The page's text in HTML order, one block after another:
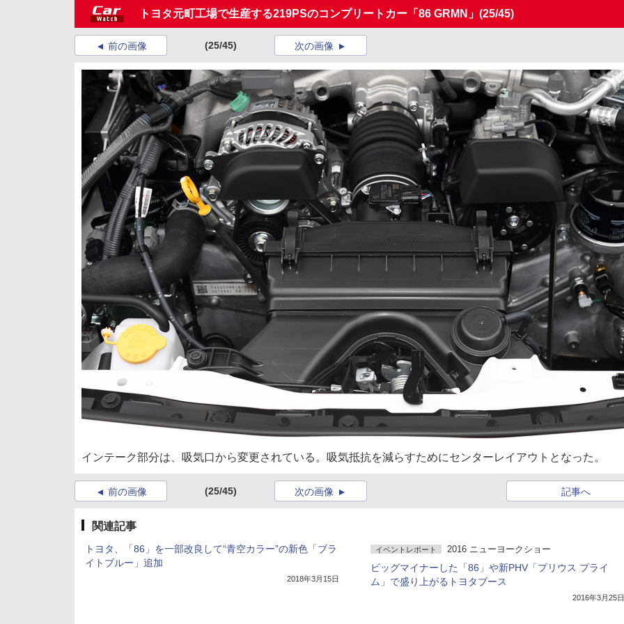
トヨタ元町工場で生産する219PSのコンプリートカー「86 GRMN」 (25/45)
前の画像 (25/45) 次の画像
インテーク部分は、吸気口から変更されている。吸気抵抗を減らすためにセンターレイアウトとなった。
前の画像 (25/45) 記事へ
次の画像
関連記事
トヨタ、「86」を一部改良して“青空カラー”の新色「ブラ
イトブルー」追加
2018年3月15日
イベントレポート 2016 ニューヨークショー
ビッグマイナーした「86」や新PHV「プリウス プライ
ム」で盛り上がるトヨタブース
2016年3月25日